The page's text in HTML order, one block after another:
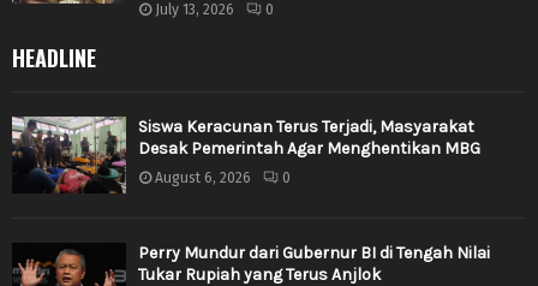
July 13, 2026 0
HEADLINE
Siswa Keracunan Terus Terjadi, Masyarakat
Desak Pemerintah Agar Menghentikan MBG
August 6, 2026 0
Perry Mundur dari Gubernur BI di Tengah Nilai
Tukar Rupiah yang Terus Anjlok